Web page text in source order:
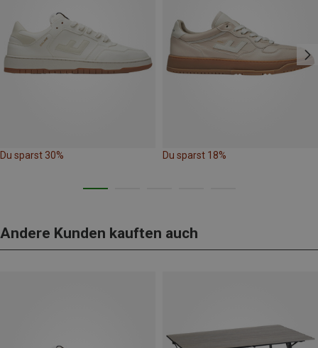
Du sparst 30% Du sparst 18%
Andere Kunden kauften auch